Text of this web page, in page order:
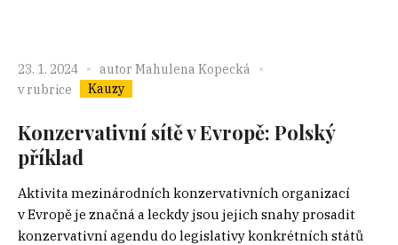
23. 1. 2024 autor Mahulena Kopecká
v rubrice
Kauzy
Konzervativní sítě v Evropě: Polský
příklad
Aktivita mezinárodních konzervativních organizací
v Evropě je značná a leckdy jsou jejich snahy prosadit
konzervativní agendu do legislativy konkrétních států